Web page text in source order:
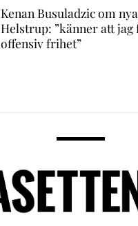
Kenan Busuladzic om
Helstrup: ”känner att
offensiv frihet”